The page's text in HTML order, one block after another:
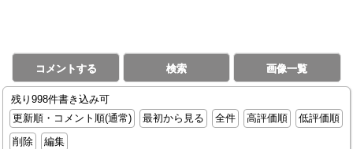
コメントする 検索 画像一覧
残り998件書き込み可
更新順・コメント順(通常)
最初から見る 全件 高評価順
低評価順
削除
編集